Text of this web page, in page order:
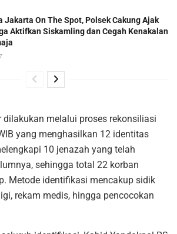
Jakarta On The Spot, Polsek Cakung Ajak
Aktifkan Siskamling dan Cegah Kenakalan
dilakukan melalui proses rekonsiliasi
yang menghasilkan 12 identitas
10 jenazah yang telah
sehingga total 22 korban
Metode identifikasi mencakup sidik
rekam medis, hingga pencocokan